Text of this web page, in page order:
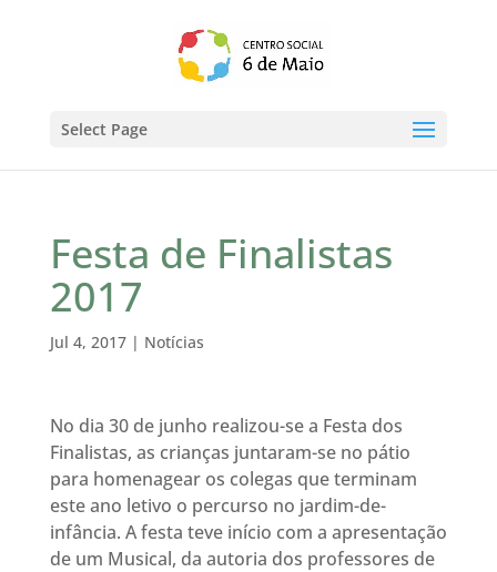
Select Page
Festa de Finalistas
2017
Jul 4, 2017| Notícias
No dia 30 de junho realizou-se a Festa dos
Finalistas, as crianças juntaram-se no pátio
para homenagear os colegas que terminam
este ano letivo o percurso no jardim-de-
infância. A festa teve início com a apresentação
de um Musical, da autoria dos professores de